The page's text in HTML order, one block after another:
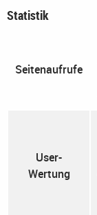
Statistik
Seitenaufrufe
User-
Wertung